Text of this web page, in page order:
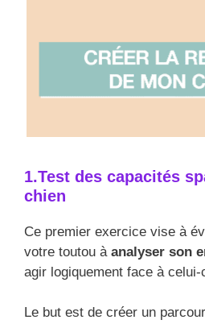
1.Test des capacités
chien
Ce premier exercice vise à
votre toutou à analyser son
agir logiquement face à celui-
Le but est de créer un